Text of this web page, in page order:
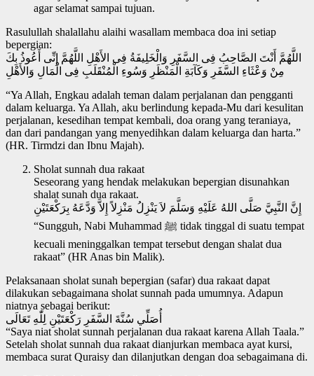
agar selamat sampai tujuan.
Rasulullah shalallahu alaihi wasallam membaca doa ini setiap
bepergian:
اللَّهُمَّ أَنْتَ الصَّاحِبُ فِى السَّفَرِ وَالْخَلِيفَةُ فِى الأَهْلِ اللَّهُمَّ إِنِّى أَعُوذُ بِكَ
مِنْ وَعْثَاءِ السَّفَرِ وَكَآبَةِ الْمَنْظَرِ وَسُوءِ الْمُنْقَلَبِ فِى الْمَالِ وَالأَهْلِ
“Ya Allah, Engkau adalah teman dalam perjalanan dan pengganti
dalam keluarga. Ya Allah, aku berlindung kepada-Mu dari kesulitan
perjalanan, kesedihan tempat kembali, doa orang yang teraniaya,
dan dari pandangan yang menyedihkan dalam keluarga dan harta.”
(HR. Tirmdzi dan Ibnu Majah).
Sholat sunnah dua rakaat
Seseorang yang hendak melakukan bepergian disunahkan
shalat sunah dua rakaat.
إِنَّ النَّبِيَّ صَلَّى اللهُ عَلَيْهِ وَسَلَّمَ لاَ يَنْزِلُ مَنْزِلاً إِلاَّ وَدَّعَهُ بِرَكْعَتَيْنِ
“Sungguh, Nabi Muhammad ﷺ tidak tinggal di suatu tempat
kecuali meninggalkan tempat tersebut dengan shalat dua
rakaat” (HR Anas bin Malik).
Pelaksanaan sholat sunah bepergian (safar) dua rakaat dapat
dilakukan sebagaimana sholat sunnah pada umumnya. Adapun
niatnya sebagai berikut:
أُصَلِّي سُنَّةَ السَّفَرِ رَكْعَتَيْنِ لِلّٰهِ تَعَالَى
“Saya niat sholat sunnah perjalanan dua rakaat karena Allah Taala.”
Setelah sholat sunnah dua rakaat dianjurkan membaca ayat kursi,
membaca surat Quraisy dan dilanjutkan dengan doa sebagaimana di.